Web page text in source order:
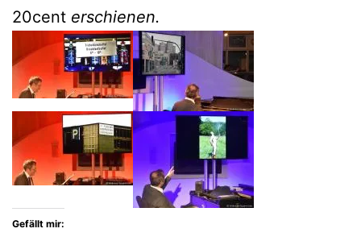
20cent erschienen.
Gefällt mir: